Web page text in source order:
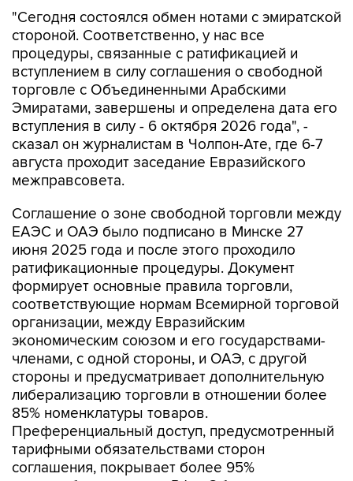
процедуры, связанные с ратификацией и
вступлением в силу соглашения о свободной
торговле с Объединенными Арабскими
Эмиратами, завершены и определена дата его
вступления в силу - 6 октября 2026 года", -
сказал он журналистам в Чолпон-Ате, где 6-7
августа проходит заседание Евразийского
межправсовета.
Соглашение о зоне свободной торговли между
июня 2025 года и после этого проходило
ратификационные процедуры. Документ
формирует основные правила торговли,
соответствующие нормам Всемирной торговой
организации, между Евразийским
экономическим союзом и его государствами-
членами, с одной стороны, и ОАЭ, с другой
стороны и предусматривает дополнительную
либерализацию торговли в отношении более
85% номенклатуры товаров.
Преференциальный доступ, предусмотренный
тарифными обязательствами сторон
соглашения, покрывает более 95%
товарооборота между РФ и Объединенными
Арабскими Эмиратами.